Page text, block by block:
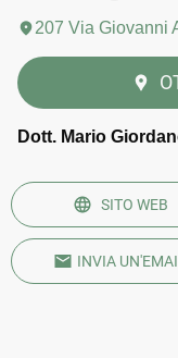
207 Via Giovanni
Dott. Mario
SITO WEB
INVIA